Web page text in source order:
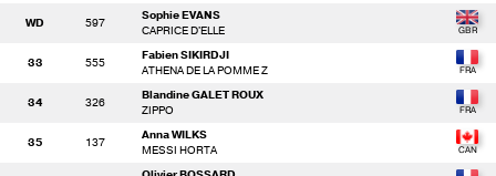
WD 597
Sophie EVANS
CAPRICE D'ELLE
33 555
Fabien SIKIRDJI
ATHENA DE LA POMME Z
34 326
Blandine GALET ROUX
ZIPPO
35 137
Anna WILKS
MESSI HORTA